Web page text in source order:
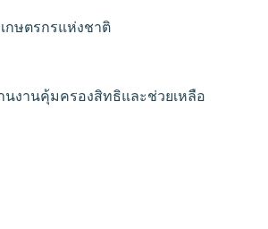
กษตรกรแห่งชาติ
นงานคุ้มครองสิทธิและช่วยเหลือ